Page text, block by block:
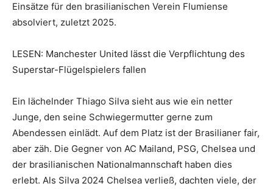
Einsätze für den brasilianischen Verein Flumiense
absolviert, zuletzt 2025.
LESEN: Manchester United lässt die Verpflichtung des
Superstar-Flügelspielers fallen
Ein lächelnder Thiago Silva sieht aus wie ein netter
Junge, den seine Schwiegermutter gerne zum
Abendessen einlädt. Auf dem Platz ist der Brasilianer fair,
aber zäh. Die Gegner von AC Mailand, PSG, Chelsea und
der brasilianischen Nationalmannschaft haben dies
erlebt. Als Silva 2024 Chelsea verließ, dachten viele, der